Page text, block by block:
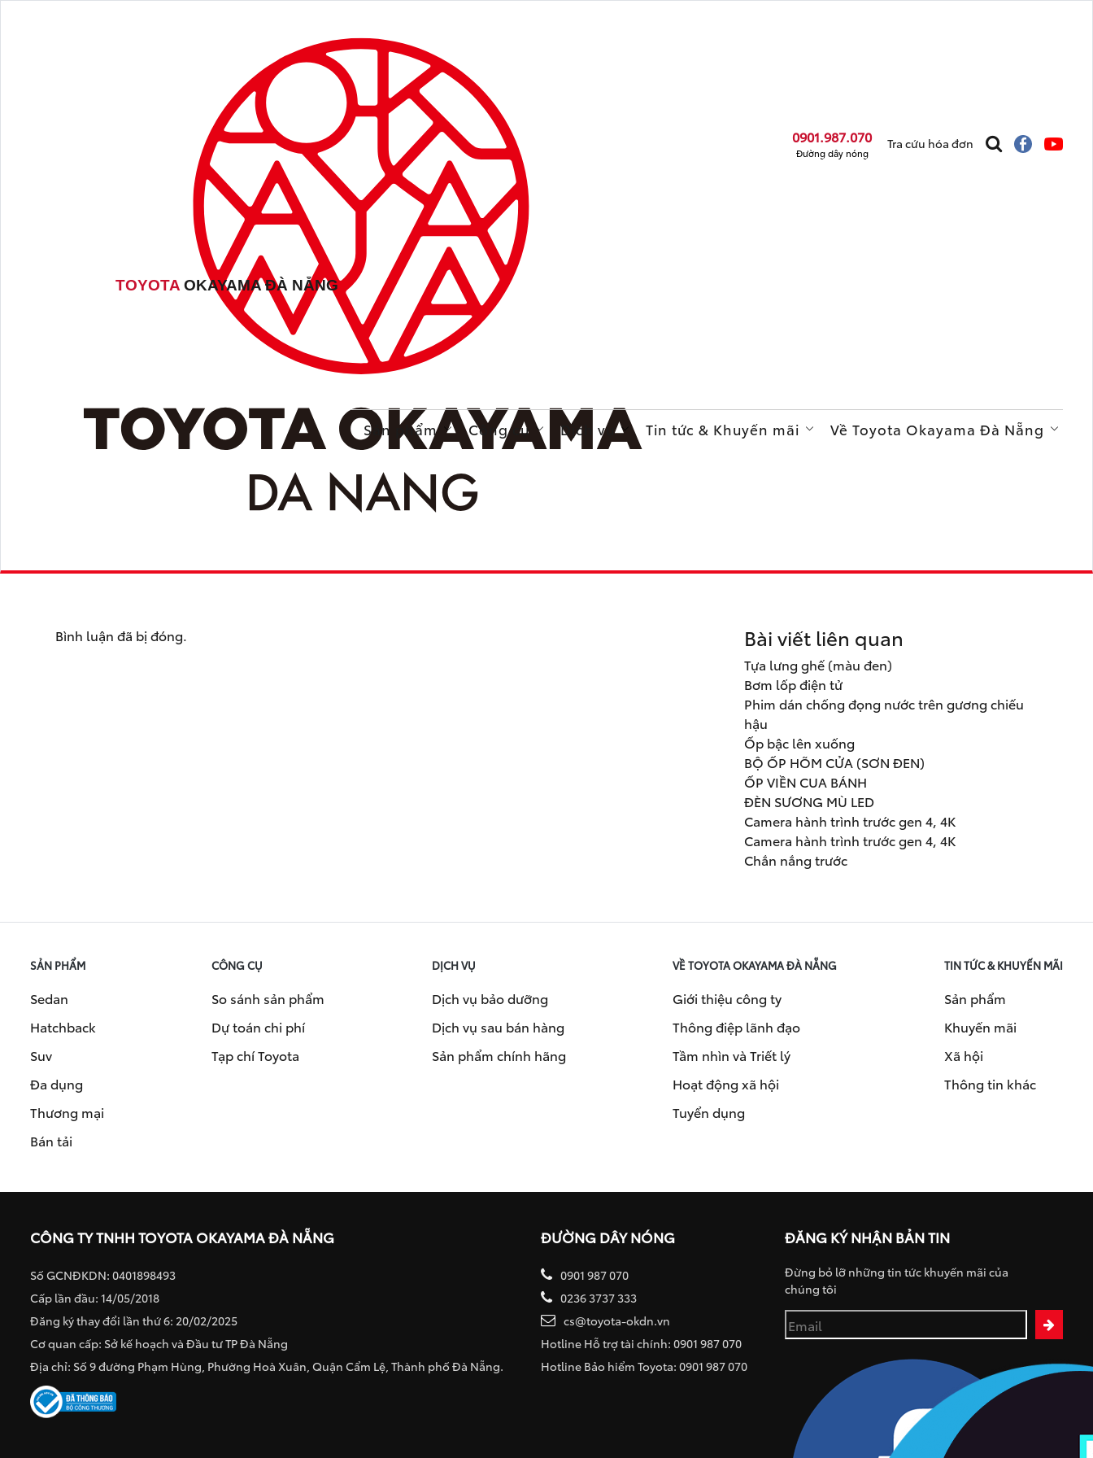
TOYOTA OKAYAMA ĐÀ NẴNG
0901.987.070
Đường dây nóng
Tra cứu hóa đơn
Sản phẩm Công cụ Dịch vụ Tin tức & Khuyến mãi Về Toyota Okayama Đà Nẵng
Bình luận đã bị đóng. Bài viết liên quan
Tựa lưng ghế (màu đen)
Bơm lốp điện tử
Phim dán chống đọng nước trên gương chiếu
hậu
Ốp bậc lên xuống
BỘ ỐP HÕM CỬA (SƠN ĐEN)
ỐP VIỀN CUA BÁNH
ĐÈN SƯƠNG MÙ LED
Camera hành trình trước gen 4, 4K
Camera hành trình trước gen 4, 4K
Chắn nắng trước
SẢN PHẨM
Sedan
Hatchback
Suv
Đa dụng
Thương mại
Bán tải
CÔNG CỤ
So sánh sản phẩm
Dự toán chi phí
Tạp chí Toyota
DỊCH VỤ
Dịch vụ bảo dưỡng
Dịch vụ sau bán hàng
Sản phẩm chính hãng
VỀ TOYOTA OKAYAMA ĐÀ NẴNG
Giới thiệu công ty
Thông điệp lãnh đạo
Tầm nhìn và Triết lý
Hoạt động xã hội
Tuyển dụng
TIN TỨC & KHUYẾN MÃI
Sản phẩm
Khuyến mãi
Xã hội
Thông tin khác
CÔNG TY TNHH TOYOTA OKAYAMA ĐÀ NẴNG
Số GCNĐKDN: 0401898493
Cấp lần đầu: 14/05/2018
Đăng ký thay đổi lần thứ 6: 20/02/2025
Cơ quan cấp: Sở kế hoạch và Đầu tư TP Đà Nẵng
Địa chỉ: Số 9 đường Phạm Hùng, Phường Hoà Xuân, Quận Cẩm Lệ, Thành phố Đà Nẵng.
ĐƯỜNG DÂY NÓNG
0901 987 070
0236 3737 333
cs@toyota-okdn.vn
Hotline Hỗ trợ tài chính: 0901 987 070
Hotline Bảo hiểm Toyota: 0901 987 070
ĐĂNG KÝ NHẬN BẢN TIN
Đừng bỏ lỡ những tin tức khuyến mãi của
chúng tôi